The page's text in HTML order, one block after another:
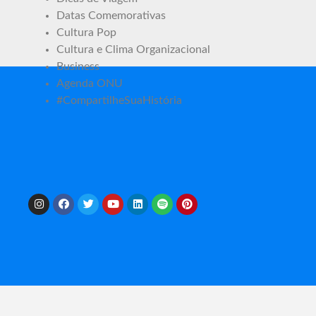
Datas Comemorativas
Cultura Pop
Cultura e Clima Organizacional
Business
Agenda ONU
#CompartilheSuaHistória